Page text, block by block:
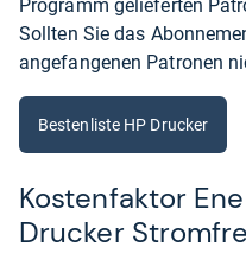
Programm gelieferten
Sollten Sie das
angefangenen Patronen
Bestenliste HP Drucker
Kostenfaktor
Drucker